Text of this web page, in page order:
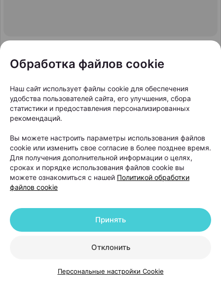
Обработка файлов cookie
Наш сайт использует файлы cookie для обеспечения
удобства пользователей сайта, его улучшения, сбора
статистики и предоставления персонализированных
рекомендаций.
Вы можете настроить параметры использования файлов
cookie или изменить свое согласие в более позднее время.
Для получения дополнительной информации о целях,
сроках и порядке использования файлов cookie вы
можете ознакомиться с нашей Политикой обработки
файлов cookie
Отклонить
Принять
Персональные настройки Cookie